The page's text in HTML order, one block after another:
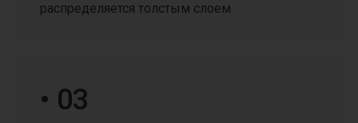
распределяется толстым слоем
• 03